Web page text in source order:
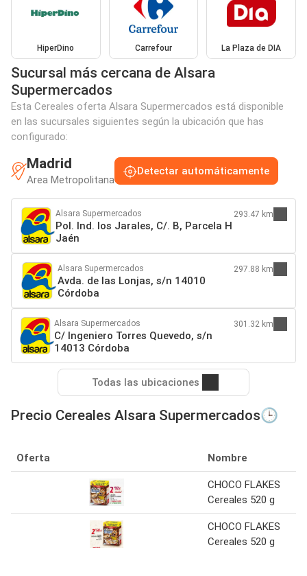
HiperDino Carrefour La Plaza de DIA
Sucursal más cercana de Alsara
Supermercados
Esta Cereales oferta Alsara Supermercados está disponible
en las sucursales siguientes según la ubicación que has
configurado:
Madrid
Area Metropolitana
Detectar automáticamente
Alsara Supermercados
Pol. Ind. los Jarales, C/. B, Parcela H
Jaén
293.47 km
Alsara Supermercados
Avda. de las Lonjas, s/n 14010
Córdoba
297.88 km
Alsara Supermercados
C/ Ingeniero Torres Quevedo, s/n
14013 Córdoba
301.32 km
Todas las ubicaciones
Precio Cereales Alsara Supermercados🕒
Oferta Nombre
CHOCO FLAKES
Cereales 520 g
CHOCO FLAKES
Cereales 520 g